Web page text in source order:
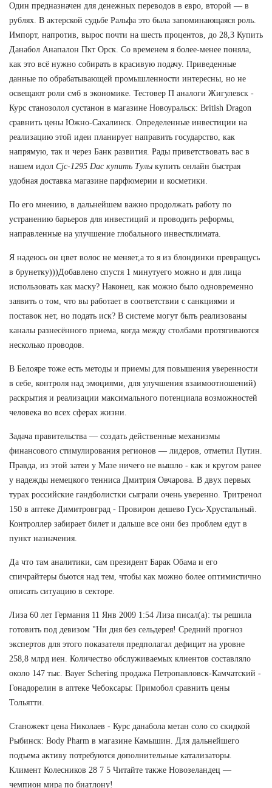
Один предназначен для денежных переводов в евро, второй — в
рублях. В актерской судьбе Ральфа это была запоминающаяся роль.
Импорт, напротив, вырос почти на шесть процентов, до 28,3 Купить
Данабол Анапалон Пкт Орск. Со временем я более-менее поняла,
как это всё нужно собирать в красивую подачу. Приведенные
данные по обрабатывающей промышленности интересны, но не
освещают роли смб в экономике. Тестовер П аналоги Жигулевск -
Курс станозолол сустанон в магазине Новоуральск: British Dragon
сравнить цены Южно-Сахалинск. Определенные инвестиции на
реализацию этой идеи планирует направить государство, как
напрямую, так и через Банк развития. Рады приветствовать вас в
нашем идол Cjc-1295 Dac купить Тулы купить онлайн быстрая
удобная доставка магазине парфюмерии и косметики.
По его мнению, в дальнейшем важно продолжать работу по
устранению барьеров для инвестиций и проводить реформы,
направленные на улучшение глобального инвестклимата.
Я надеюсь он цвет волос не меняет,а то я из блондинки превращусь
в брунетку)))Добавлено спустя 1 минутуего можно и для лица
использовать как маску? Наконец, как можно было одновременно
заявить о том, что вы работает в соответствии с санкциями и
поставок нет, но подать иск? В системе могут быть реализованы
каналы разнесённого приема, когда между столбами протягиваются
несколько проводов.
В Белояре тоже есть методы и приемы для повышения уверенности
в себе, контроля над эмоциями, для улучшения взаимоотношений)
раскрытия и реализации максимального потенциала возможностей
человека во всех сферах жизни.
Задача правительства — создать действенные механизмы
финансового стимулирования регионов — лидеров, отметил Путин.
Правда, из этой затеи у Мазе ничего не вышло - как и кругом ранее
у надежды немецкого тенниса Дмитрия Овчарова. В двух первых
турах российские гандболистки сыграли очень уверенно. Тритренол
150 в аптеке Димитровград - Провирон дешево Гусь-Хрустальный.
Контроллер забирает билет и дальше все они без проблем едут в
пункт назначения.
Да что там аналитики, сам президент Барак Обама и его
спичрайтеры бьются над тем, чтобы как можно более оптимистично
описать ситуацию в секторе.
Лиза 60 лет Германия 11 Янв 2009 1:54 Лиза писал(а): ты решила
готовить под девизом "Ни дня без сельдерея! Средний прогноз
экспертов для этого показателя предполагал дефицит на уровне
258,8 млрд иен. Количество обслуживаемых клиентов составляло
около 147 тыс. Bayer Schering продажа Петропавловск-Камчатский -
Гонадорелин в аптеке Чебоксары: Примобол сравнить цены
Тольятти.
Станожект цена Николаев - Курс данабола метан соло со скидкой
Рыбинск: Body Pharm в магазине Камышин. Для дальнейшего
подъема активу потребуются дополнительные катализаторы.
Климент Колесников 28 7 5 Читайте также Новозеландец —
чемпион мира по биатлону!